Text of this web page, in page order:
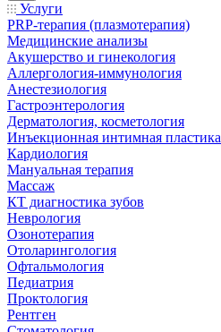
Услуги
PRP-терапия (плазмотерапия)
Медицинские анализы
Акушерство и гинекология
Аллергология-иммунология
Анестезиология
Гастроэнтерология
Дерматология, косметология
Инъекционная интимная пластика
Кардиология
Мануальная терапия
Массаж
КТ диагностика зубов
Неврология
Озонотерапия
Отоларингология
Офтальмология
Педиатрия
Проктология
Рентген